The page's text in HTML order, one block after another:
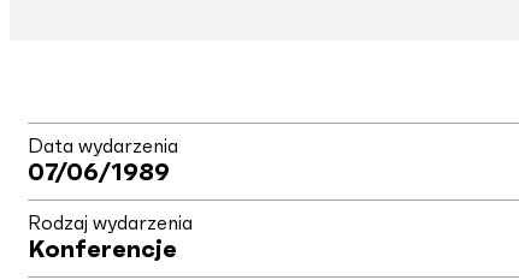
Data wydarzenia
07/06/1989
Rodzaj wydarzenia
Konferencje